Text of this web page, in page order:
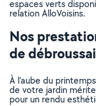
espaces verts
relation AlloVoisins.
Nos
de
À l’aube du
de votre jardin
pour un rendu